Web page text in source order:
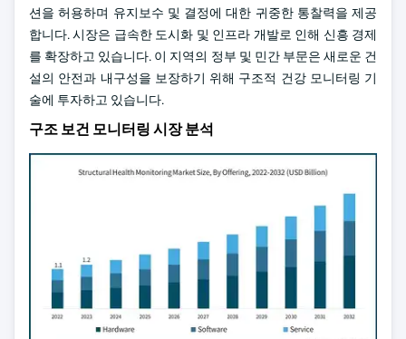
션을 허용하며 유지보수 및 결정에 대한 귀중한 통찰력을 제공
합니다. 시장은 급속한 도시화 및 인프라 개발로 인해 신흥 경제
를 확장하고 있습니다. 이 지역의 정부 및 민간 부문은 새로운 건
설의 안전과 내구성을 보장하기 위해 구조적 건강 모니터링 기
술에 투자하고 있습니다.
구조 보건 모니터링 시장 분석